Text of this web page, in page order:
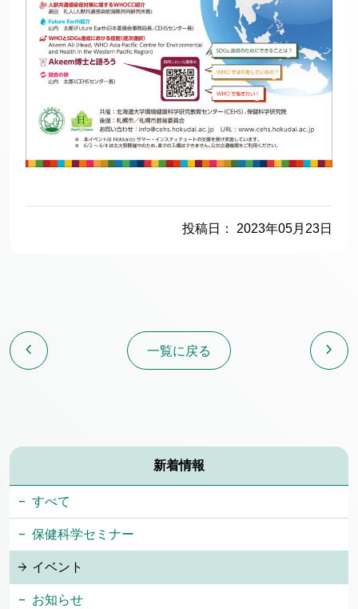
投稿日： 2023年05月23日
chevron_left 一覧に戻る chevron_right
新着情報
すべて
保健科学セミナー
イベント
お知らせ